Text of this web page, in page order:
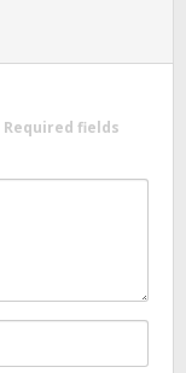
Required fields